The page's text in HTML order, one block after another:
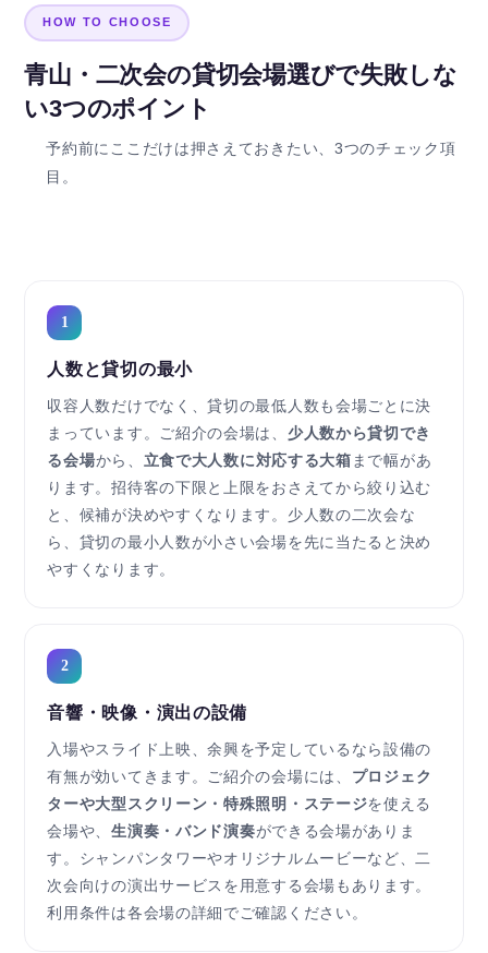
HOW TO CHOOSE
青山・二次会の貸切会場選びで失敗しな
い3つのポイント
予約前にここだけは押さえておきたい、3つのチェック項
目。
1
人数と貸切の最小
収容人数だけでなく、貸切の最低人数も会場ごとに決
まっています。ご紹介の会場は、 少人数から貸切でき
る会場から、 立食で大人数に対応する大箱 まで幅があ
ります。招待客の下限と上限をおさえてから絞り込む
と、候補が決めやすくなります。少人数の二次会な
ら、貸切の最小人数が小さい会場を先に当たると決め
やすくなります。
2
音響・映像・演出の設備
入場やスライド上映、余興を予定しているなら設備の
有無が効いてきます。ご紹介の会場には、 プロジェク
ターや大型スクリーン・特殊照明・ステージを使える
会場や、生演奏・バンド演奏ができる会場がありま
す。シャンパンタワーやオリジナルムービーなど、二
次会向けの演出サービスを用意する会場もあります。
利用条件は各会場の詳細でご確認ください。